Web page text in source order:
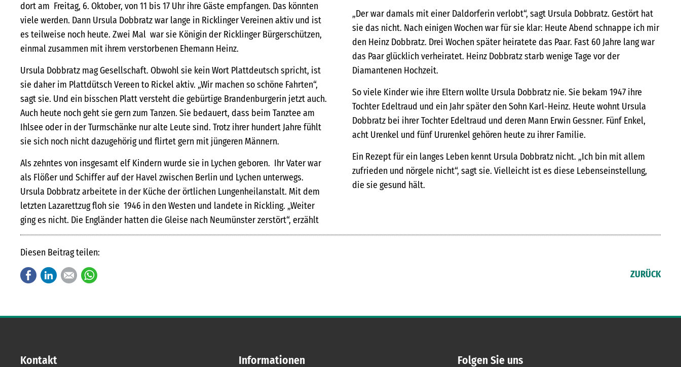
dort am Freitag, 6. Oktober, von 11 bis 17 Uhr ihre Gäste empfangen. Das könnten
viele werden. Dann Ursula Dobbratz war lange in Ricklinger Vereinen aktiv und ist
es teilweise noch heute. Zwei Mal war sie Königin der Ricklinger Bürgerschützen,
einmal zusammen mit ihrem verstorbenen Ehemann Heinz.
Ursula Dobbratz mag Gesellschaft. Obwohl sie kein Wort Plattdeutsch spricht, ist
sie daher im Plattdütsch Vereen to Rickel aktiv. „Wir machen so schöne Fahrten“,
sagt sie. Und ein bisschen Platt versteht die gebürtige Brandenburgerin jetzt auch.
Auch heute noch geht sie gern zum Tanzen. Sie bedauert, dass beim Tanztee am
Ihlsee oder in der Turmschänke nur alte Leute sind. Trotz ihrer hundert Jahre fühlt
sie sich noch nicht dazugehörig und flirtet gern mit jüngeren Männern.
Als zehntes von insgesamt elf Kindern wurde sie in Lychen geboren. Ihr Vater war
als Flößer und Schiffer auf der Havel zwischen Berlin und Lychen unterwegs.
Ursula Dobbratz arbeitete in der Küche der örtlichen Lungenheilanstalt. Mit dem
letzten Lazarettzug floh sie 1946 in den Westen und landete in Rickling. „Weiter
ging es nicht. Die Engländer hatten die Gleise nach Neumünster zerstört“, erzählt
„Der war damals mit einer Daldorferin verlobt“, sagt Ursula Dobbratz. Gestört hat
sie das nicht. Nach einigen Wochen war für sie klar: Heute Abend schnappe ich mir
den Heinz Dobbratz. Drei Wochen später heiratete das Paar. Fast 60 Jahre lang war
das Paar glücklich verheiratet. Heinz Dobbratz starb wenige Tage vor der
Diamantenen Hochzeit.
So viele Kinder wie ihre Eltern wollte Ursula Dobbratz nie. Sie bekam 1947 ihre
Tochter Edeltraud und ein Jahr später den Sohn Karl-Heinz. Heute wohnt Ursula
Dobbratz bei ihrer Tochter Edeltraud und deren Mann Erwin Gessner. Fünf Enkel,
acht Urenkel und fünf Ururenkel gehören heute zu ihrer Familie.
Ein Rezept für ein langes Leben kennt Ursula Dobbratz nicht. „Ich bin mit allem
zufrieden und nörgele nicht“, sagt sie. Vielleicht ist es diese Lebenseinstellung,
die sie gesund hält.
Diesen Beitrag teilen:
FacebookLinkedInE-mail ZURÜCK
Kontakt Informationen Folgen Sie uns